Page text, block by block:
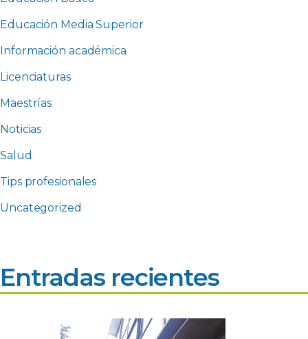
Educación Media Superior
Información académica
Licenciaturas
Maestrías
Noticias
Salud
Tips profesionales
Uncategorized
Entradas recientes